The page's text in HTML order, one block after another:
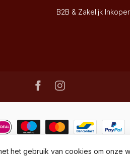
B2B & Zakelijk
2026 - Wijnhandel Dielen
het gebruik van cookies om onze